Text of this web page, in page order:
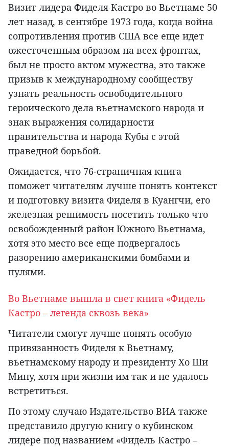
Визит лидера Фиделя Кастро во Вьетнаме 50
лет назад, в сентябре 1973 года, когда война
сопротивления против США все еще идет
ожесточенным образом на всех фронтах,
был не просто актом мужества, это также
призыв к международному сообществу
узнать реальность освободительного
героического дела вьетнамского народа и
знак выражения солидарности
правительства и народа Кубы с этой
праведной борьбой.
Ожидается, что 76-страничная книга
поможет читателям лучше понять контекст
и подготовку визита Фиделя в Куангчи, его
железная решимость посетить только что
освобожденный район Южного Вьетнама,
хотя это место все еще подвергалось
разорению американскими бомбами и
пулями.
Во Вьетнаме вышла в свет книга «Фидель
Кастро – легенда сквозь века»
Читатели смогут лучше понять особую
привязанность Фиделя к Вьетнаму,
вьетнамскому народу и президенту Хо Ши
Мину, хотя при жизни им так и не удалось
встретиться.
По этому случаю Издательство ВИА также
представило другую книгу о кубинском
лидере под названием «Фидель Кастро –